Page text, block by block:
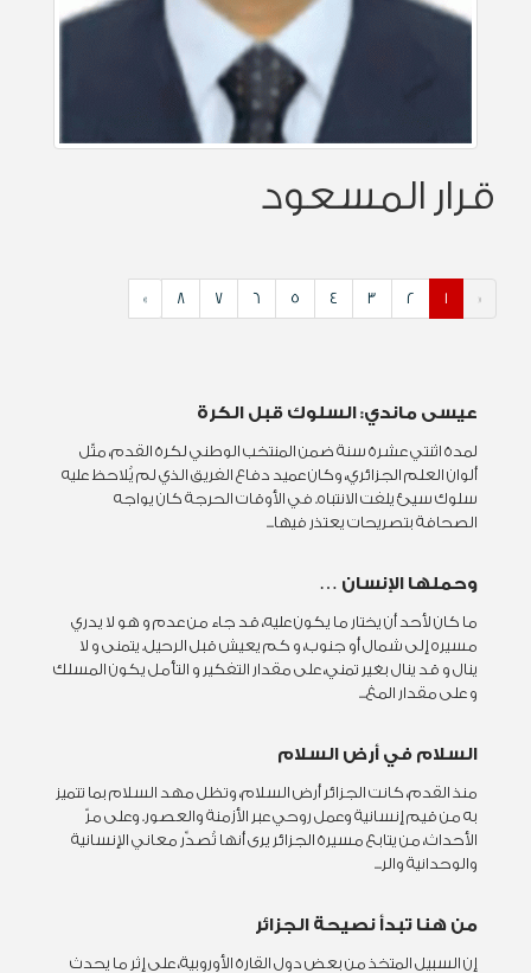
قرار المسعود
«
1
2
3
4
5
6
7
8
»
عيسى ماندي: السلوك قبل الكرة
لمدة اثنتي عشرة سنة ضمن المنتخب الوطني لكرة القدم، مثّل
ألوان العلم الجزائري، وكان عميد دفاع الفريق الذي لم يُلاحظ عليه
سلوك سيئ يلفت الانتباه. في الأوقات الحرجة كان يواجه
الصحافة بتصريحات يعتذر فيها...
وحملها الإنسان …
ما كان لأحد أن يختار ما يكون عليه، قد جاء من عدم و هو لا يدري
مسيره إلى شمال أو جنوب، و كم يعيش قبل الرحيل. يتمنى و لا
ينال و قد ينال بغير تمني، على مقدار التفكير و التأمل يكون المسلك
و على مقدار المغ...
السلام في أرض السلام
منذ القدم، كانت الجزائر أرض السلام، وتظل مهد السلام بما تتميز
به من قيم إنسانية وعمل روحي عبر الأزمنة والعصور. وعلى مرّ
الأحداث، من يتابع مسيرة الجزائر يرى أنها تُصدِّر معاني الإنسانية
والوحدانية والر...
من هنا تبدأ نصيحة الجزائر
إن السبيل المتخذ من بعض دول القارة الأوروبية، على إثر ما يحدث